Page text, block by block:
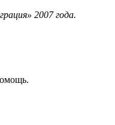
2007 года.